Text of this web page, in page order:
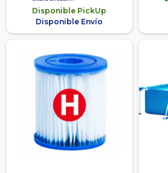
Disponible PickUp
Disponible Envío